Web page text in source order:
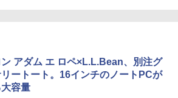
アダム エ ロペ×L.L.Bean、別注グ
リートート。16インチのノートPCが
大容量